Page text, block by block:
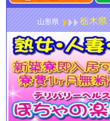
山形県 栃木県